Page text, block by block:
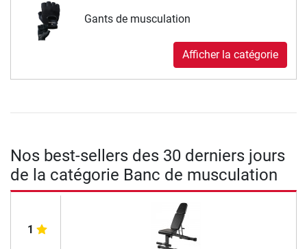
Gants de musculation
Afficher la catégorie
Nos best-sellers des 30 derniers jours
de la catégorie Banc de musculation
1